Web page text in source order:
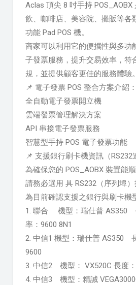
Aclas 頂尖 8 吋手持
飲、咖啡店、美容院、攤販等各
功能 Pad POS 機。
商家可以利用它的便攜性與多功
子發票服務，提升交易效率，符
規，並提供顧客更佳的服務體驗。
📌 電子發票 POS 整合方案介紹：
全自動電子發票開立機
雲端發票管理解決方案
API 串接電子發票服務
智慧型手持 POS 電子發票功能
📌 支援銀行刷卡機資訊（RS232
為確保您的 POS_AOBX 裝置能
請務必選用 具 RS232（序列埠
為目前確認支援之銀行與刷卡機
1. 聯合 機型：瑞仕普 AS350
率：9600 8N1
2. 中信1 機型：瑞仕普 AS350
9600
3. 中信2 機型： VX520C 長度
4. 中信3 機型：精誠